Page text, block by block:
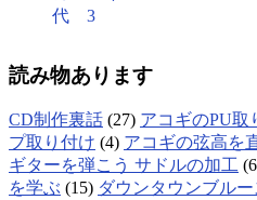
読み物あります
CD制作裏話 (27) アコギのPU
プ取り付け (4) アコギの弦高を
ギターを弾こう サドルの加工
を学ぶ (15) ダウンタウンブル